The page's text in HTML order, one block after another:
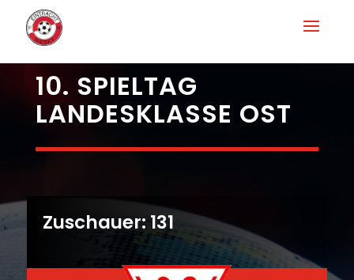
10. SPIELTAG
LANDESKLASSE OST
Zuschauer: 131